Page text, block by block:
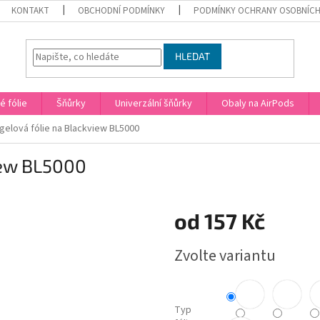
KONTAKT OBCHODNÍ PODMÍNKY PODMÍNKY OCHRANY OSOBNÍCH
HLEDAT
fólie Šňůrky Univerzální šňůrky Obaly na AirPods
fólie na Blackview BL5000
BL5000
od 157 Kč
cena:
Zvolte variantu
Typ